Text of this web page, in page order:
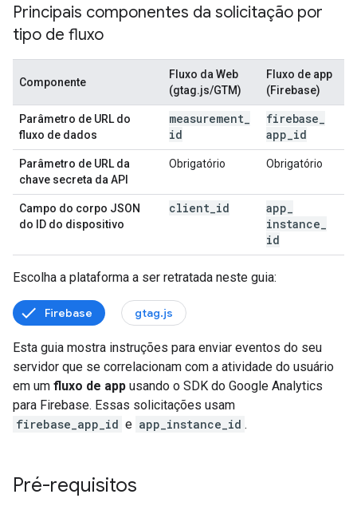
Principais componentes da solicitação por
tipo de fluxo
Componente
Fluxo da Web
(gtag.js/GTM)
Fluxo de app
(Firebase)
Parâmetro de URL do
fluxo de dados
measurement
id
firebase
app id
Parâmetro de URL da
chave secreta da API
Obrigatório Obrigatório
Campo do corpo JSON
do ID do dispositivo
client id app
instance
id
Escolha a plataforma a ser retratada neste guia:
Firebase gtag.js
Esta guia mostra instruções para enviar eventos do seu
servidor que se correlacionam com a atividade do usuário
em um fluxo de app usando o SDK do Google Analytics
para Firebase. Essas solicitações usam
firebase_app_id e app_instance_id .
Pré-requisitos